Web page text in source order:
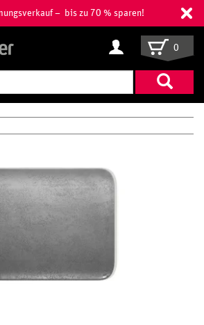
– bis zu 70 % sparen!
Suchbegriff
eingeben
0